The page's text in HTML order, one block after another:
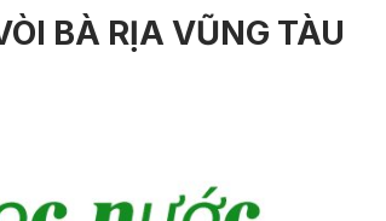
BÀ RỊA VŨNG TÀU